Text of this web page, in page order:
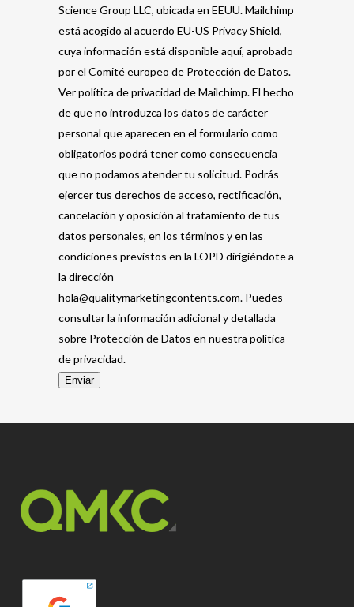
Science Group LLC, ubicada en EEUU. Mailchimp
está acogido al acuerdo EU-US Privacy Shield,
cuya información está disponible aquí, aprobado
por el Comité europeo de Protección de Datos.
Ver política de privacidad de Mailchimp. El hecho
de que no introduzca los datos de carácter
personal que aparecen en el formulario como
obligatorios podrá tener como consecuencia
que no podamos atender tu solicitud. Podrás
ejercer tus derechos de acceso, rectificación,
cancelación y oposición al tratamiento de tus
datos personales, en los términos y en las
condiciones previstos en la LOPD dirigiéndote a
la dirección
hola@qualitymarketingcontents.com. Puedes
consultar la información adicional y detallada
sobre Protección de Datos en nuestra política
de privacidad.
Enviar